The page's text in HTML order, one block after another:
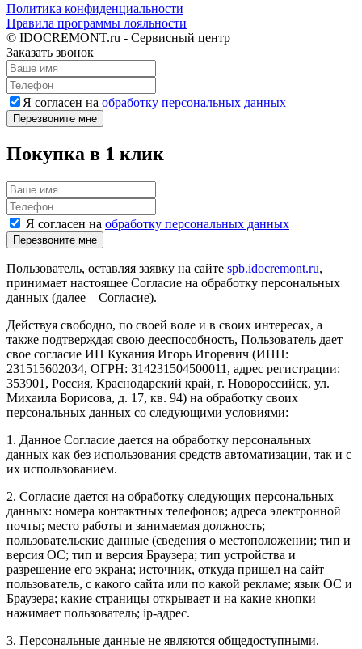
Политика конфиденциальности
Правила программы лояльности
© IDOCREMONT.ru - Сервисный центр
Заказать звонок
Я согласен на обработку персональных данных
Перезвоните мне
Покупка в 1 клик
Я согласен на обработку персональных данных
Перезвоните мне
Пользователь, оставляя заявку на сайте spb.idocremont.ru,
принимает настоящее Согласие на обработку персональных
данных (далее – Согласие).
Действуя свободно, по своей воле и в своих интересах, а
также подтверждая свою дееспособность, Пользователь дает
свое согласие ИП Кукания Игорь Игоревич (ИНН:
231515602034, ОГРН: 314231504500011, адрес регистрации:
353901, Россия, Краснодарский край, г. Новороссийск, ул.
Михаила Борисова, д. 17, кв. 94) на обработку своих
персональных данных со следующими условиями:
1. Данное Согласие дается на обработку персональных
данных как без использования средств автоматизации, так и с
их использованием.
2. Согласие дается на обработку следующих персональных
данных: номера контактных телефонов; адреса электронной
почты; место работы и занимаемая должность;
пользовательские данные (сведения о местоположении; тип и
версия ОС; тип и версия Браузера; тип устройства и
разрешение его экрана; источник, откуда пришел на сайт
пользователь, с какого сайта или по какой рекламе; язык ОС и
Браузера; какие страницы открывает и на какие кнопки
нажимает пользователь; ip-адрес.
3. Персональные данные не являются общедоступными.